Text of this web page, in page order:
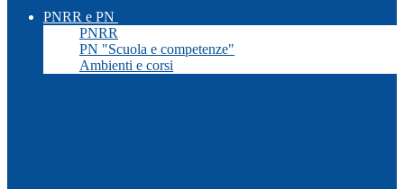
PNRR e PN
PNRR
PN "Scuola e competenze"
Ambienti e corsi